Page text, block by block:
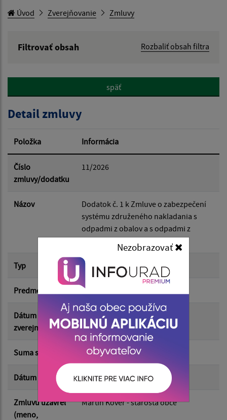
Nezobrazovať
Úvod Zverejňovanie Zmluvy
Filtrovať obsah
Rozbaliť obsah filtra
Hľadať v:
Dátum od:
Dátum do:
Suma od:
Suma do:
späť
Detail zmluvy
Položka Informácia
Číslo
zmluvy/dodatku
11/2026
Názov
Dodatok č. 1 k Zmluve o zabezpečení
systému združeného nakladania s
odpadmi z obalov a s odpadmi z
neobalových výrobkov
Typ Hlavná zmluva
Predmet systém triedeného zberu
Dátum
zverejnenia
13.02.2026
Suma s DPH* 0.00 €
Dátum uzavretia 12.02.2026
Zmluvu uzavrel
(meno,
Martin Kövér - starosta obce